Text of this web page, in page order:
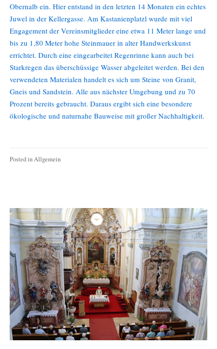
Obernalb ein. Hier entstand in den letzten 14 Monaten ein echtes
Juwel in der Kellergasse. Am Kastanienplatzl wurde mit viel
Engagement der Vereinsmitglieder eine etwa 11 Meter lange und
bis zu 1,80 Meter hohe Steinmauer in alter Handwerkskunst
errichtet. Durch eine eingearbeitet Regenrinne kann auch bei
Starkregen das überschüssige Wasser abgeleitet werden. Bei den
verwendeten Materialen handelt es sich um Steine von Granit,
Gneis und Sandstein. Alle aus nächster Umgebung und zu 70
Prozent bereits gebraucht. Daraus ergibt sich eine besondere
ökologische und naturnahe Bauweise mit großer Nachhaltigkeit.
Posted inAllgemein